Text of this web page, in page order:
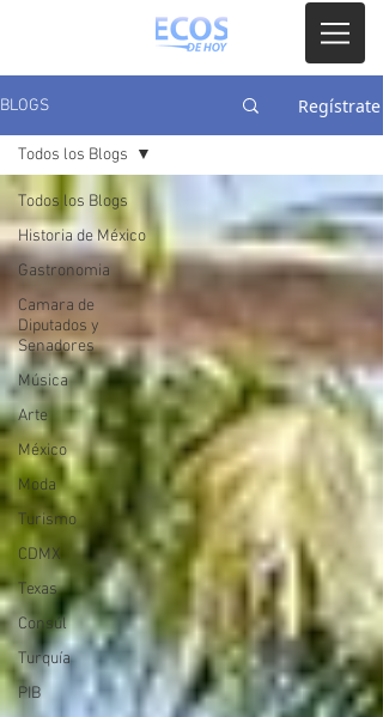
BLOGS Regístrate
Todos los Blogs
Historia de México
Gastronomia
Camara de
Diputados y
Senadores
Música
Arte
México
Moda
Turismo
CDMX
Texas
Consúl
Turquía
PIB
Todos los Blogs